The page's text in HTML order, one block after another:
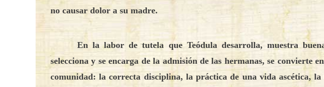
no causar dolor a su madre.
En la labor de tutela que Teódula desarrolla, muestra
selecciona y se encarga de la admisión de las hermanas, se
comunidad: la correcta disciplina, la práctica de una vida ascética,